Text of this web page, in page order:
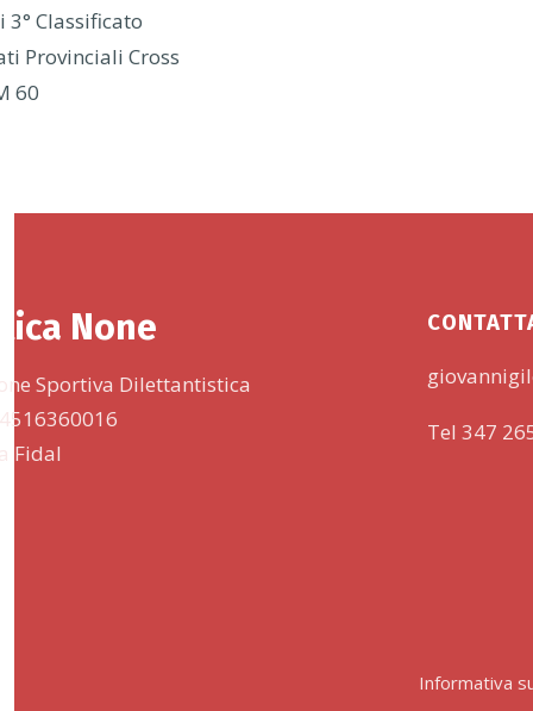
3° Classificato
Provinciali Cross
60
None
Sportiva Dilettantistica
Fidal
Tel 347
Informativa